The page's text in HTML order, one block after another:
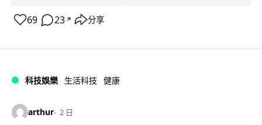
69 23 ↗ 分享
科技娛樂 生活科技 健康
arthur 2 日